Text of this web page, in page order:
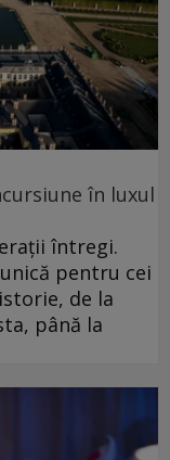
în luxul
întregi.
pentru cei
de la
până la